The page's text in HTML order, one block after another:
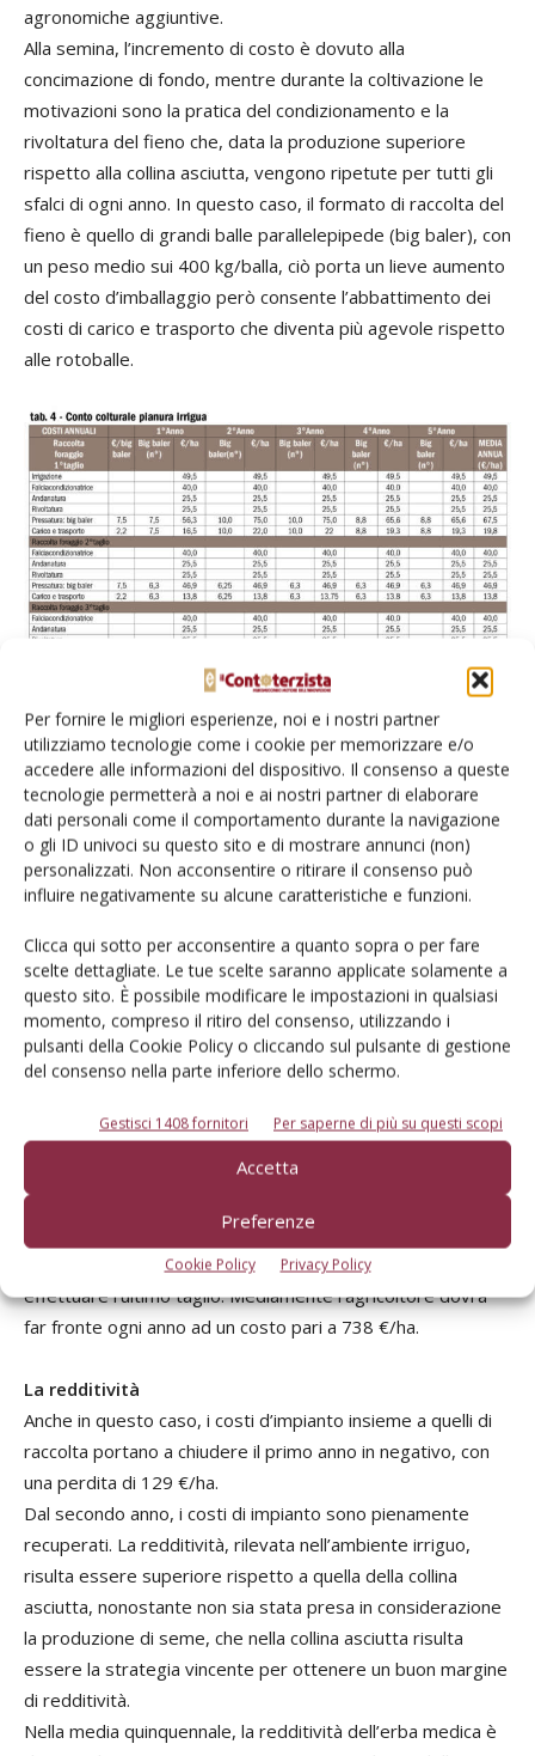
Per fornire le migliori esperienze, noi e i nostri partner
utilizziamo tecnologie come i cookie per memorizzare e/o
accedere alle informazioni del dispositivo. Il consenso a queste
tecnologie permetterà a noi e ai nostri partner di elaborare
dati personali come il comportamento durante la navigazione
o gli ID univoci su questo sito e di mostrare annunci (non)
personalizzati. Non acconsentire o ritirare il consenso può
influire negativamente su alcune caratteristiche e funzioni.
Clicca qui sotto per acconsentire a quanto sopra o per fare
scelte dettagliate. Le tue scelte saranno applicate solamente a
questo sito. È possibile modificare le impostazioni in qualsiasi
momento, compreso il ritiro del consenso, utilizzando i
pulsanti della Cookie Policy o cliccando sul pulsante di gestione
del consenso nella parte inferiore dello schermo.
Gestisci 1408 fornitori Per saperne di più su questi scopi
Accetta
Preferenze
Cookie Policy Privacy Policy
agronomiche aggiuntive.
Alla semina, l’incremento di costo è dovuto alla
concimazione di fondo, mentre durante la coltivazione le
motivazioni sono la pratica del condizionamento e la
rivoltatura del fieno che, data la produzione superiore
rispetto alla collina asciutta, vengono ripetute per tutti gli
sfalci di ogni anno. In questo caso, il formato di raccolta del
fieno è quello di grandi balle parallelepipede (big baler), con
un peso medio sui 400 kg/balla, ciò porta un lieve aumento
del costo d’imballaggio però consente l’abbattimento dei
costi di carico e trasporto che diventa più agevole rispetto
alle rotoballe.
Infine, la nuova voce di costo è quella inerente
all’irrigazione.
Considerando una media di apporti tra i 40 e 60 mm che
medicaio, si è assunto un costo per la pratica irrigua pari 50
€/ha l’anno. Da queste rilevazioni, l’analisi scaturisce che il
costo annuale è pari a 656 €/ha per il primo anno, inferiore
ai successivi poiché la bassa produttività della medica non
consente di entrare per la quinta volta in campo ed
effettuare l’ultimo taglio. Mediamente l’agricoltore dovrà
far fronte ogni anno ad un costo pari a 738 €/ha.
La redditività
Anche in questo caso, i costi d’impianto insieme a quelli di
raccolta portano a chiudere il primo anno in negativo, con
una perdita di 129 €/ha.
Dal secondo anno, i costi di impianto sono pienamente
recuperati. La redditività, rilevata nell’ambiente irriguo,
risulta essere superiore rispetto a quella della collina
asciutta, nonostante non sia stata presa in considerazione
la produzione di seme, che nella collina asciutta risulta
essere la strategia vincente per ottenere un buon margine
di redditività.
Nella media quinquennale, la redditività dell’erba medica è